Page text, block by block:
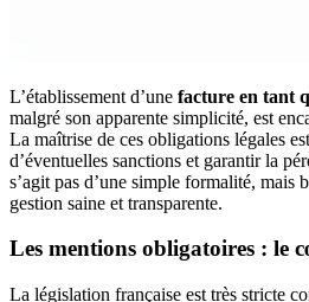
L’établissement d’une facture en tant
malgré son apparente simplicité, est
La maîtrise de ces obligations légales
d’éventuelles sanctions et garantir la
s’agit pas d’une simple formalité, mais
gestion saine et transparente.
Les mentions obligatoires : le
La législation française est très stricte